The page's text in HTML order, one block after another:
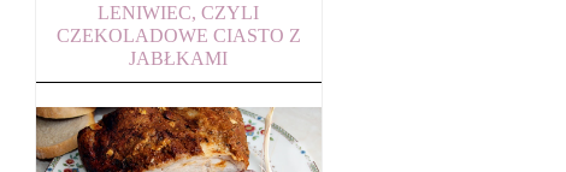
LENIWIEC, CZYLI
CZEKOLADOWE CIASTO Z
JABŁKAMI